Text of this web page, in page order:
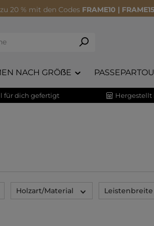
20 % mit den Codes FRAME10 |
NACH GRÖẞE
für dich gefertigt Hergestellt
Holzart/Material Leistenbreite